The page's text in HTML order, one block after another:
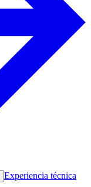
Experiencia técnica